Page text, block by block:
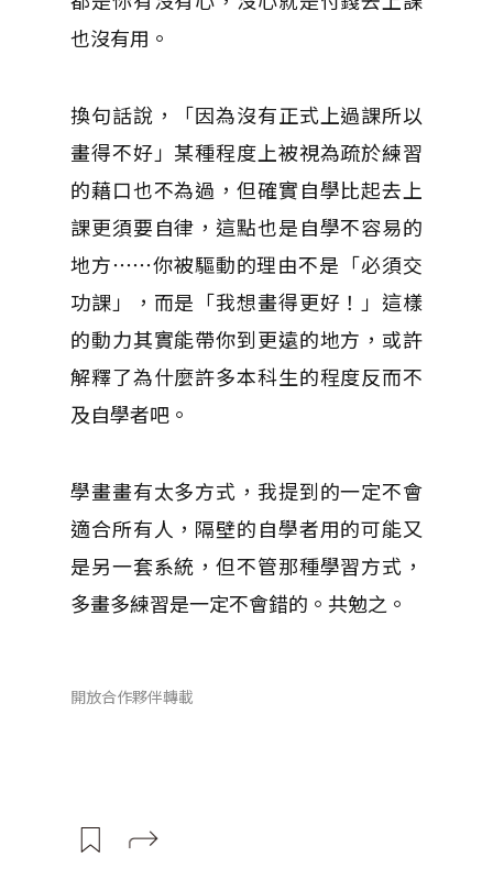
也沒有用。
換句話說，「因為沒有正式上過課所以
畫得不好」某種程度上被視為疏於練習
的藉口也不為過，但確實自學比起去上
課更須要自律，這點也是自學不容易的
地方⋯⋯你被驅動的理由不是「必須交
功課」，而是「我想畫得更好！」這樣
的動力其實能帶你到更遠的地方，或許
解釋了為什麼許多本科生的程度反而不
及自學者吧。
學畫畫有太多方式，我提到的一定不會
適合所有人，隔壁的自學者用的可能又
是另一套系統，但不管那種學習方式，
多畫多練習是一定不會錯的。共勉之。
開放合作夥伴轉載